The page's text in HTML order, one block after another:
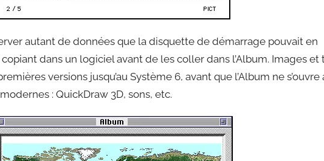
autant de données que la disquette de démarrage pouvait en
dans un logiciel avant de les coller dans l’Album. Images et
versions jusqu’au Système 6, avant que l’Album ne s’ouvre
: QuickDraw 3D, sons, etc.